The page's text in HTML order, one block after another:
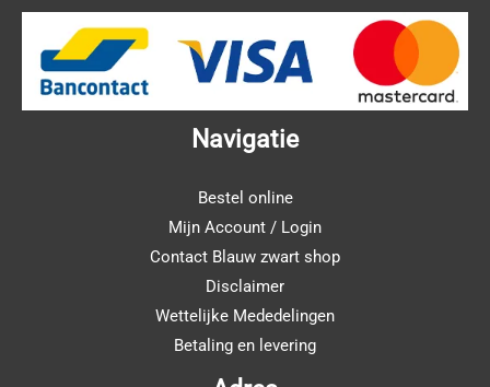
Navigatie
Bestel online
Mijn Account / Login
Contact Blauw zwart shop
Disclaimer
Wettelijke Mededelingen
Betaling en levering